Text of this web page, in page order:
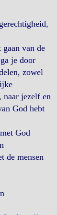
van de
je door
zowel
naar jezelf en
God hebt
God
de mensen